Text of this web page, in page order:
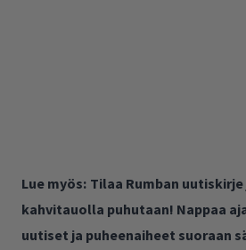
Lue myös: Tilaa Rumban
kahvitauolla puhutaan! Nappaa
uutiset ja puheenaiheet suoraan